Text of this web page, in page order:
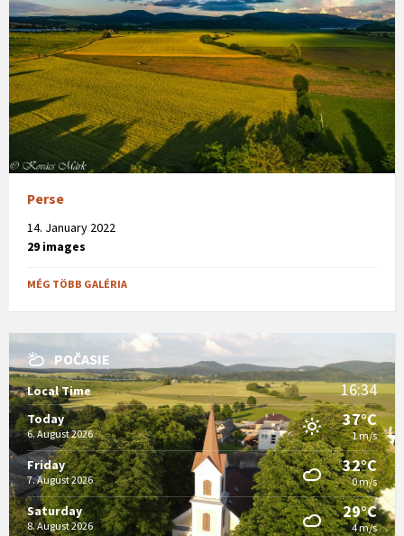
Perse
14. January 2022
29 images
MÉG TÖBB GALÉRIA
POČASIE
Local Time 16:34
Today
6. August 2026
37°C
1 m/s
Friday
7. August 2026
32°C
0 m/s
Saturday
8. August 2026
29°C
4 m/s